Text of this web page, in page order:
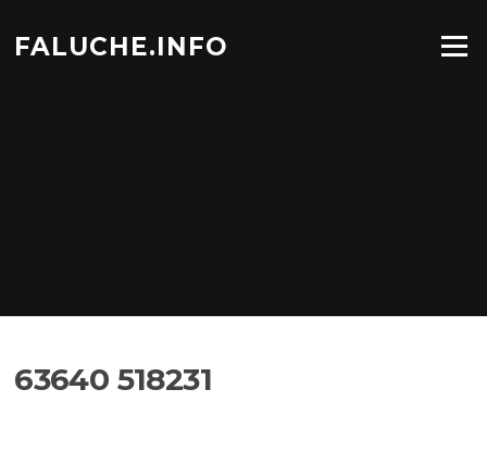
contenu
FALUCHE.INFO Menu
63640 518231